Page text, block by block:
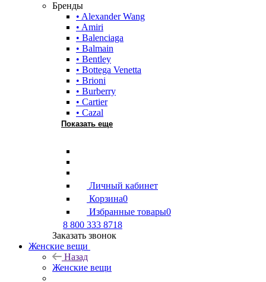
Бренды
• Alexander Wang
• Amiri
• Balenciaga
• Balmain
• Bentley
• Bottega Venetta
• Brioni
• Burberry
• Cartier
• Cazal
Показать еще
Личный кабинет
Корзина0
Избранные товары0
8 800 333 8718
Заказать звонок
Женские вещи
Назад
Женские вещи